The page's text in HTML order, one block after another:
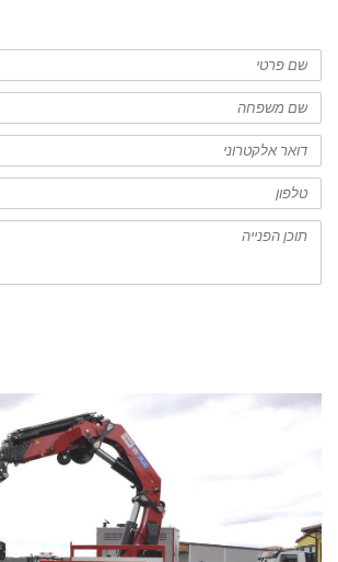
שם
פרטי
שם
משפחה
דואר
אלקטרוני
טלפון
תוכן
הפנייה